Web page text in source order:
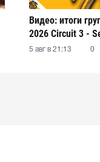
Видео: итоги
2026 Circuit 3 -
5 авг в 21:13 0